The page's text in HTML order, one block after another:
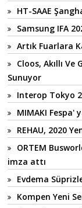
HT-SAAE
Samsung IFA
Artık Fuarlara
Cloos, Akıllı
Sunuyor
Interop Tokyo
MIMAKI Fespa'
REHAU, 2020
ORTEM
imza attı
Evdema
Kompen Yeni